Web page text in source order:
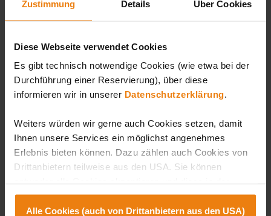
Zustimmung Details Über Cookies
Diese Webseite verwendet Cookies
Es gibt technisch notwendige Cookies (wie etwa bei der
Durchführung einer Reservierung), über diese
informieren wir in unserer Datenschutzerklärung.
Weiters würden wir gerne auch Cookies setzen, damit
Ihnen unsere Services ein möglichst angenehmes
Erlebnis bieten können. Dazu zählen auch Cookies von
Drittanbietern teilweise aus den USA. Sie können
Zukunft jederzeit widerrufen oder der Verwendung von
Cookies, die nicht technisch erforderlich sind,
Alle Cookies (auch von Drittanbietern aus den USA)
Besuche Sunny & Pinky Bunny
Überraschen Sie Ihre Liebsten, Freunde, Kollegen oder
Ihren Partner mit Gutscheinen für einen Besuch oder
Urlaub in der Sonnentherme Lutzmannsburg.